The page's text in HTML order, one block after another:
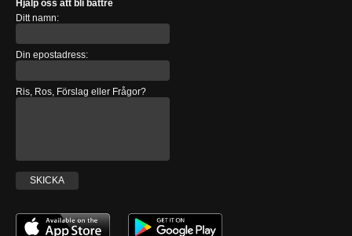
Hjälp oss att bli bättre
Ditt namn:
Din epostadress:
Ris, Ros, Förslag eller Frågor?
SKICKA